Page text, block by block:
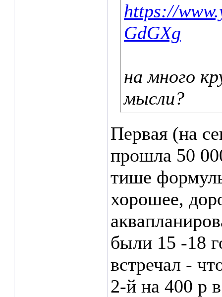
https://
GdGXg
на много
мысли?
Первая (на
прошла 50
тише
хорошее,
были 15 -18
встречал -
2-й на 400 р